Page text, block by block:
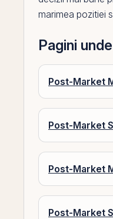
marimea pozitiei
Pagini
Post-Market
Post-Market
Post-Market
Post-Market